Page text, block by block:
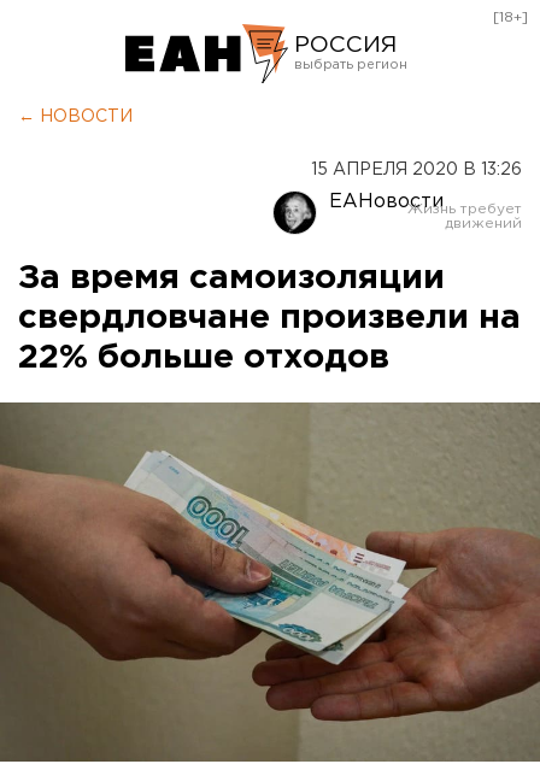
РОССИЯ
Оренбург
[18+]
← НОВОСТИ
15 АПРЕЛЯ 2020 В 13:26
ЕАНовости
За время самоизоляции
свердловчане произвели на
22% больше отходов